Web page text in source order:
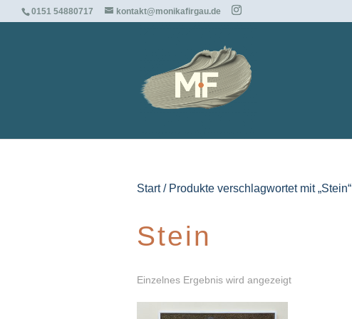
0151 54880717 kontakt@monikafirgau.de
Start/ Produkte verschlagwortet mit „Stein“
Stein
Einzelnes Ergebnis wird angezeigt